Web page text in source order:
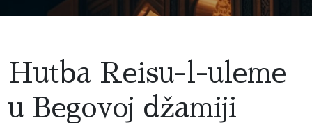
Hutba Reisu-l-uleme
u Begovoj džamiji